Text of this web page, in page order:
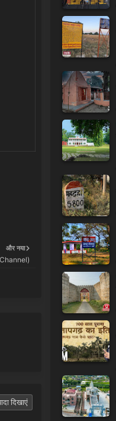
और नया
दिखाएं